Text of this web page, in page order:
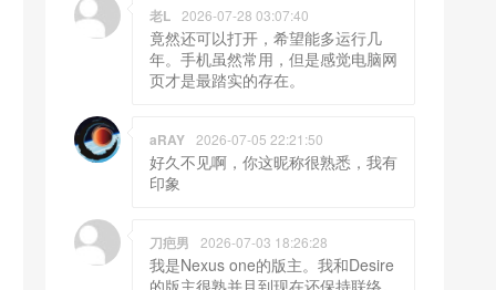
老L 2026-07-28 03:07:40
竟然还可以打开，希望能多运行几
年。手机虽然常用，但是感觉电脑网
页才是最踏实的存在。
aRAY 2026-07-05 22:21:50
好久不见啊，你这昵称很熟悉，我有
印象
刀疤男 2026-07-03 18:26:28
我是Nexus one的版主。我和Desire